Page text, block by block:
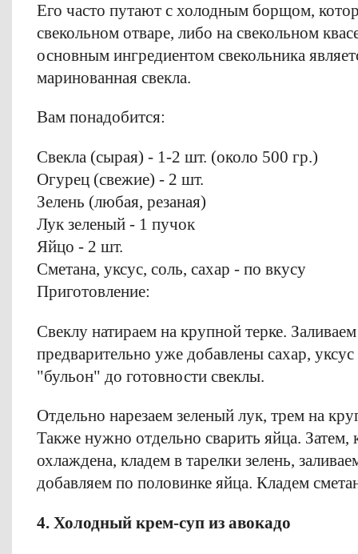
Его часто путают с холодным борщом,
свекольном отваре, либо на свекольном
основным ингредиентом свекольника
маринованная свекла.
Вам понадобится:
Свекла (сырая) - 1-2 шт. (около 500 гр.)
Огурец (свежие) - 2 шт.
Зелень (любая, резаная)
Лук зеленый - 1 пучок
Яйцо - 2 шт.
Сметана, уксус, соль, cахар - по вкусу
Приготовление:
Свеклу натираем на крупной терке.
предварительно уже добавлены сахар,
"бульон" до готовности свеклы.
Отдельно нарезаем зеленый лук, трем на
Также нужно отдельно сварить яйца. Затем,
охлаждена, кладем в тарелки зелень,
добавляем по половинке яйца. Кладем
4. Холодный крем-суп из авокадо